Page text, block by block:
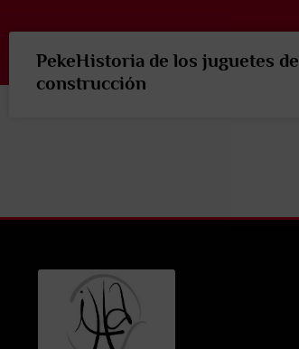
PekeHistoria de los juguetes de
construcción